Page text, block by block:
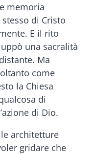
memoria
di Cristo
E il rito
una sacralità
Ma
come
la Chiesa
di
di Dio.
le architetture
gridare che